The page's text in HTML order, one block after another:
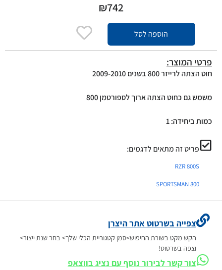
₪742
הוספה לסל
פרטי המוצר:
חוט הצתה לרייזר 800 בשנים 2009-2010
משמש גם כחוט הצתה ארוך לספורטמן 800
כמות ביחידה: 1
פריט זה מתאים לדגמים:
RZR 800S
SPORTSMAN 800
צפייה בשרטוט אתר היצרן
הקש מקט בשורת החיפוש>סמן קטגוריית הכלי שלך> בחר שנת ייצור>
וצפה בשרטוט!
צור קשר לבירור נוסף עם נציג בווצאפ